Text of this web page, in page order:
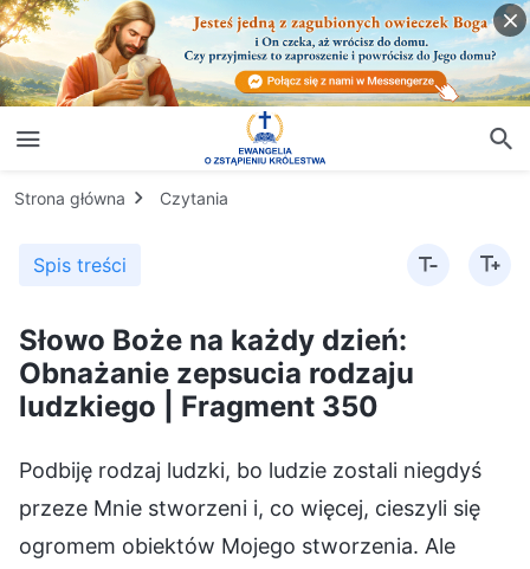
Strona główna Czytania
Spis treści
Słowo Boże na każdy dzień:
Obnażanie zepsucia rodzaju
ludzkiego | Fragment 350
Podbiję rodzaj ludzki, bo ludzie zostali niegdyś
przeze Mnie stworzeni i, co więcej, cieszyli się
ogromem obiektów Mojego stworzenia. Ale